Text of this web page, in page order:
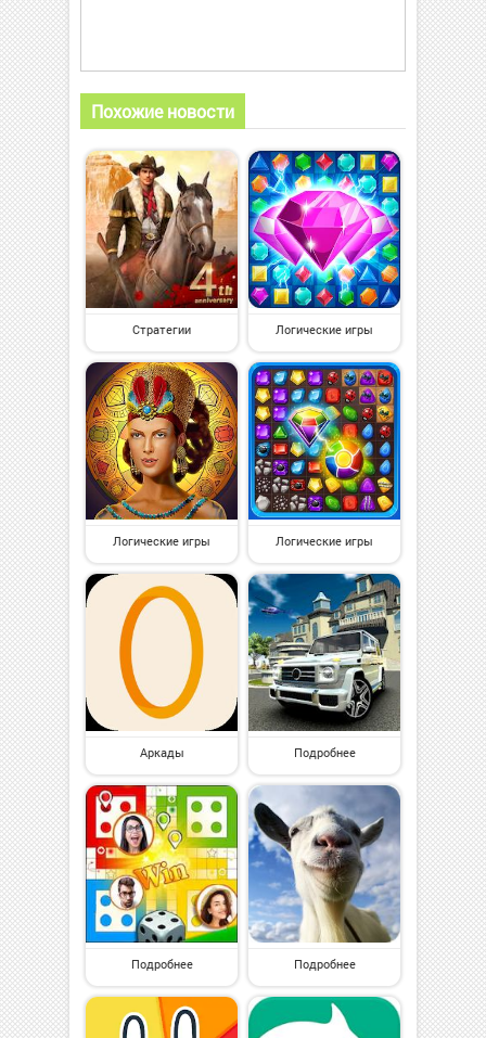
Похожие новости
Стратегии Логические игры
Логические игры Логические игры
Аркады Подробнее
Подробнее Подробнее